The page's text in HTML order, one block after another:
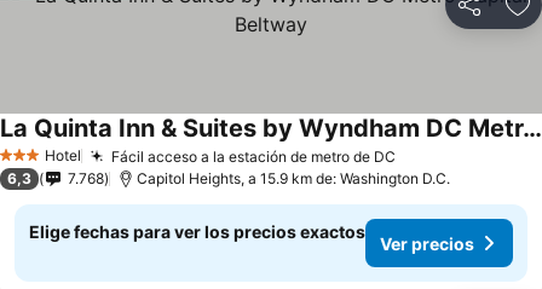
Compartir
3 Estrellas
Hotel Fácil acceso a la estación de metro de DC
La Quinta Inn & Suites by Wyndham DC Metro Capital Beltway
Ver precios
6,3 7.768 Capitol Heights, a 15.9 km de: Washington D.C.
Elige fechas para ver los precios exactos
Ver precios